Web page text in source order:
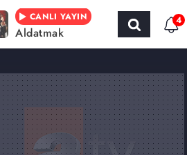
CANLI YAYIN
Aldatmak
4